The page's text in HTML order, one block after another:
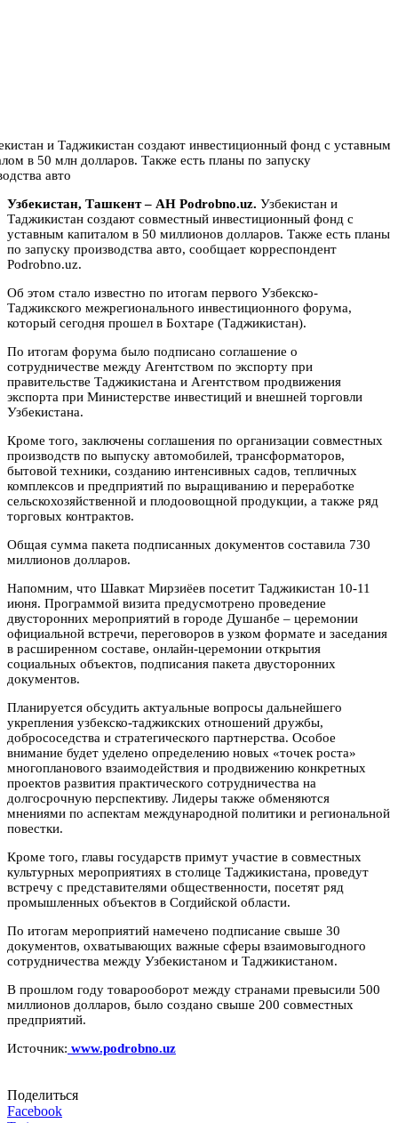
Узбекистан, Ташкент – АН Podrobno.uz. Узбекистан и
Таджикистан создают совместный инвестиционный фонд с
уставным капиталом в 50 миллионов долларов. Также есть планы
по запуску производства авто, сообщает корреспондент
Podrobno.uz.
Об этом стало известно по итогам первого Узбекско-
Таджикского межрегионального инвестиционного форума,
который сегодня прошел в Бохтаре (Таджикистан).
По итогам форума было подписано соглашение о
сотрудничестве между Агентством по экспорту при
правительстве Таджикистана и Агентством продвижения
экспорта при Министерстве инвестиций и внешней торговли
Узбекистана.
Кроме того, заключены соглашения по организации совместных
производств по выпуску автомобилей, трансформаторов,
бытовой техники, созданию интенсивных садов, тепличных
комплексов и предприятий по выращиванию и переработке
сельскохозяйственной и плодоовощной продукции, а также ряд
торговых контрактов.
Общая сумма пакета подписанных документов составила 730
миллионов долларов.
Напомним, что Шавкат Мирзиёев посетит Таджикистан 10-11
июня. Программой визита предусмотрено проведение
двусторонних мероприятий в городе Душанбе – церемонии
официальной встречи, переговоров в узком формате и заседания
в расширенном составе, онлайн-церемонии открытия
социальных объектов, подписания пакета двусторонних
документов.
Планируется обсудить актуальные вопросы дальнейшего
укрепления узбекско-таджикских отношений дружбы,
добрососедства и стратегического партнерства. Особое
внимание будет уделено определению новых «точек роста»
многопланового взаимодействия и продвижению конкретных
проектов развития практического сотрудничества на
долгосрочную перспективу. Лидеры также обменяются
мнениями по аспектам международной политики и региональной
повестки.
Кроме того, главы государств примут участие в совместных
культурных мероприятиях в столице Таджикистана, проведут
встречу с представителями общественности, посетят ряд
промышленных объектов в Согдийской области.
По итогам мероприятий намечено подписание свыше 30
документов, охватывающих важные сферы взаимовыгодного
сотрудничества между Узбекистаном и Таджикистаном.
В прошлом году товарооборот между странами превысили 500
миллионов долларов, было создано свыше 200 совместных
предприятий.
Источник: www.podrobno.uz
Поделиться
Facebook